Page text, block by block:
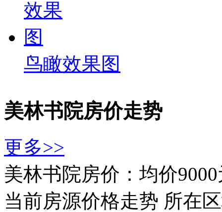
鸟瞰效果图
美林书院房价走势
更多>>
美林书院房价：均价
当前房源价格走势 所在